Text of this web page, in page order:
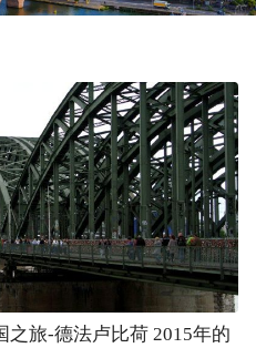
旅-德法卢比荷 2015年的